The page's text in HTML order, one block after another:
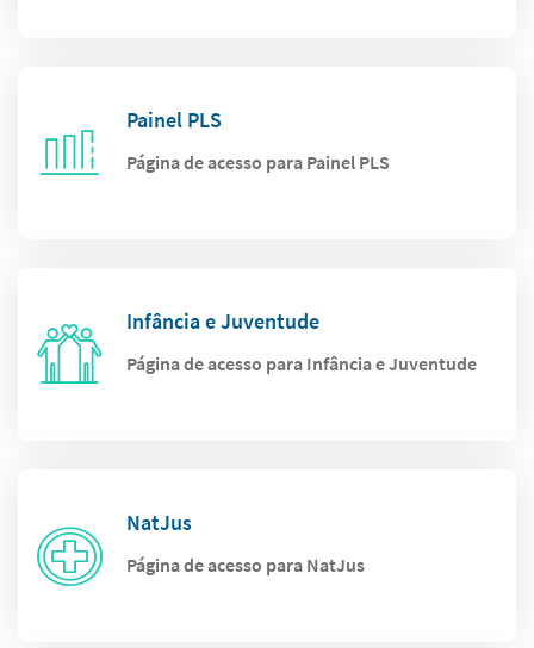
Painel PLS
Página de acesso para Painel PLS
Infância e Juventude
Página de acesso para Infância e Juventude
NatJus
Página de acesso para NatJus